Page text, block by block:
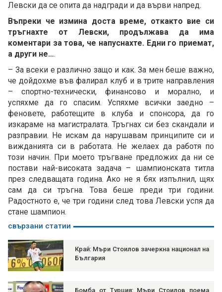
Левски да се опита да надгради и да върви напред.
Въпреки че измина доста време, откакто вие си
тръгнахте от Левски, продължава да има
коментари за това, че напуснахте. Едни го приемат,
а други не….
– За всеки е различно защо и как. За мен беше важно,
че дойдохме във фалирал клуб и в трите направления
– спортно-технически, финансово и морално, и
успяхме да го спасим. Успяхме всички заедно –
феновете, работещите в клуба и спонсора, да го
изкараме на магистралата. Тръгнах си без скандали и
разправии. Не искам да нарушавам принципите си и
вижданията си в работата. Не желаех да работя по
този начин. При моето тръгване предложих да ни се
постави най-високата задача – шампионската титла
през следващата година. Ако не я бях изпълнил, щях
сам да си тръгна. Това беше преди три години.
Радостното е, че три години след това Левски успя да
стане шампион.
свързани статии
Край: Мъри Стоилов зачеркна национал на
България
Бомба от Турция: Мъри Стоилов поема